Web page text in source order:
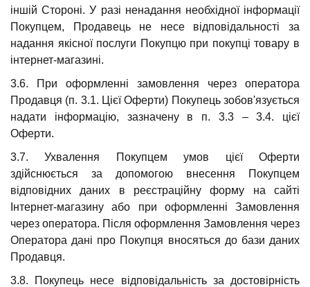
іншій Стороні. У разі ненадання необхідної інформації
Покупцем, Продавець не несе відповідальності за
надання якісної послуги Покупцю при покупці товару в
інтернет-магазині.
3.6. При оформленні замовлення через оператора
Продавця (п. 3.1. Цієї Оферти) Покупець зобов'язується
надати інформацію, зазначену в п. 3.3 – 3.4. цієї
Оферти.
3.7. Ухвалення Покупцем умов цієї Оферти
здійснюється за допомогою внесення Покупцем
відповідних даних в реєстраційну форму на сайті
Інтернет-магазину або при оформленні Замовлення
через оператора. Після оформлення Замовлення через
Оператора дані про Покупця вносяться до бази даних
Продавця.
3.8. Покупець несе відповідальність за достовірність